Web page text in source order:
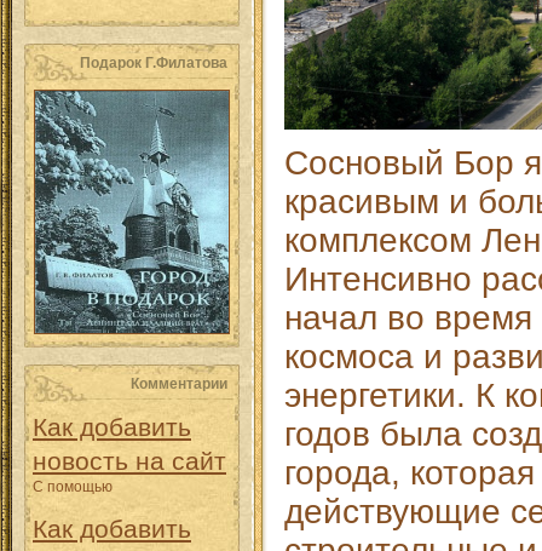
Подарок Г.Филатова
Комментарии
Как добавить
новость на сайт
С помощью
Как добавить
Сосновый Бор
красивым и
комплексом
Интенсивно
начал во время
космоса и
энергетики. К
годов была
города,
действующие